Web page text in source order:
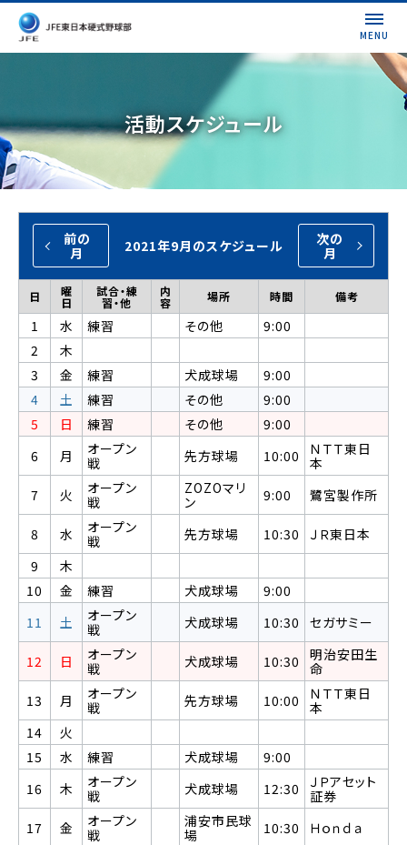
MENU
活動スケジュール
前の
月
2021年9月のスケジュール
次の
月
日 曜
日
試合・練
習・他
内
容 場所 時間 備考
1 水 練習 その他
9:00
2
木
3
金 練習 犬成球場
9:00
4
土 練習 その他
9:00
5
日 練習 その他
9:00
6
月
オープン
戦
先方球場 10:00
ＮＴＴ東日
本
7
火
オープン
戦
ZOZOマリ
ン
9:00 鷺宮製作所
8 水
オープン
戦
先方球場 10:30
ＪＲ東日本
9
木
10
金 練習 犬成球場
9:00
11
土
オープン
戦
犬成球場 10:30 セガサミー
12 日
オープン
戦
犬成球場 10:30
明治安田生
命
13
月
オープン
戦
先方球場 10:00
ＮＴＴ東日
本
14
火
15
水 練習 犬成球場
9:00
16
木
オープン
戦
犬成球場 12:30
ＪＰアセット
証券
17
金
オープン
戦
浦安市民球
場
10:30
Ｈｏｎｄａ